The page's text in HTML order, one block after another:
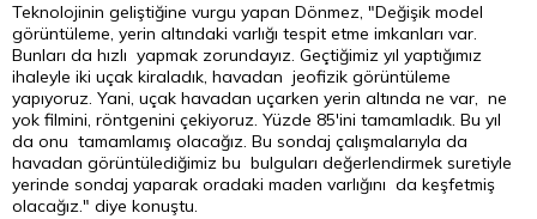
Teknolojinin geliştiğine vurgu yapan Dönmez, "Değişik model
görüntüleme, yerin altındaki varlığı tespit etme imkanları var.
Bunları da hızlı yapmak zorundayız. Geçtiğimiz yıl yaptığımız
ihaleyle iki uçak kiraladık, havadan jeofizik görüntüleme
yapıyoruz. Yani, uçak havadan uçarken yerin altında ne var, ne
yok filmini, röntgenini çekiyoruz. Yüzde 85'ini tamamladık. Bu yıl
da onu tamamlamış olacağız. Bu sondaj çalışmalarıyla da
havadan görüntülediğimiz bu bulguları değerlendirmek suretiyle
yerinde sondaj yaparak oradaki maden varlığını da keşfetmiş
olacağız." diye konuştu.